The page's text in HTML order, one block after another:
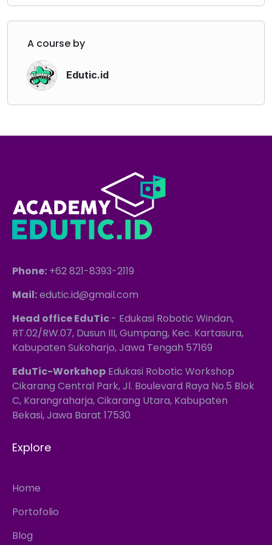
dengan efisien.
Integrasi dengan Node-RED:
menghubungkan Node-RED dengan database
MySQL untuk menyimpan dan mengelola data.
Membuat Bot pada Telegram untuk Mengirimkan
Pengenalan Telegram Bot:Cara membuat
Pengiriman Peringatan Dini:
Telegram untuk mengirimkan peringatan dini
berdasarkan data dari sensor cuaca.
Integrasi dengan Node-RED:
bot Telegram dengan Node-RED untuk
Topik Kursus:
Membuat Sistem Pemantauan Cuaca dengan
ESP32 & Modbus
Pengaturan ESP32 dan Modbus:Langkah-
langkah konfigurasi ESP32 dan komunikasi
Pengolahan dan Penyajian Data:Cara
memproses dan menyajikan data sensor untuk
analisis lebih lanjut.
Mendesain Dashboard pada Node-RED
Node-RED untuk menangani data dari ESP32
grafik, tabel, dan indikator.
A course by
Edutic.id
Phone: +62 821-8393-2119
Mail:edutic.id@gmail.com
Head office EduTic- Edukasi Robotic Windan,
RT.02/RW.07, Dusun III, Gumpang, Kec. Kartasura,
Kabupaten Sukoharjo, Jawa Tengah 57169
EduTic-Workshop Edukasi Robotic Workshop
Cikarang Central Park, Jl. Boulevard Raya No.5 Blok
C, Karangraharja, Cikarang Utara, Kabupaten
Bekasi, Jawa Barat 17530
Explore
Home
Portofolio
Blog